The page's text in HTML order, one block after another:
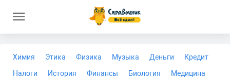
Химия Этика Физика Музыка Деньги
Кредит
Налоги
История Финансы Биология
Медицина